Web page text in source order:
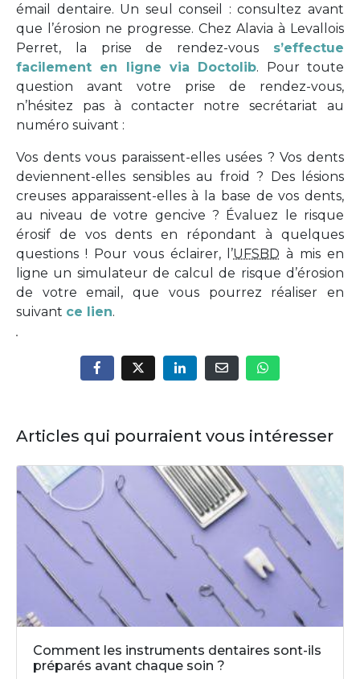
émail dentaire. Un seul conseil : consultez avant
que l’érosion ne progresse. Chez Alavia à Levallois
Perret, la prise de rendez-vous s’effectue
facilement en ligne via Doctolib. Pour toute
question avant votre prise de rendez-vous,
n’hésitez pas à contacter notre secrétariat au
numéro suivant :
Vos dents vous paraissent-elles usées ? Vos dents
deviennent-elles sensibles au froid ? Des lésions
creuses apparaissent-elles à la base de vos dents,
au niveau de votre gencive ? Évaluez le risque
érosif de vos dents en répondant à quelques
questions ! Pour vous éclairer, l’UFSBD à mis en
ligne un simulateur de calcul de risque d’érosion
de votre email, que vous pourrez réaliser en
suivant ce lien.
Articles qui pourraient vous intéresser
Comment les instruments dentaires sont-ils
préparés avant chaque soin ?